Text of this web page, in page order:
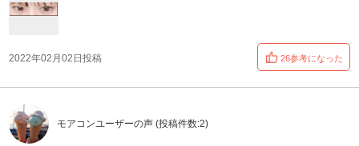
2022年02月02日投稿 26参考になった
モアコンユーザーの声 (投稿件数:2)